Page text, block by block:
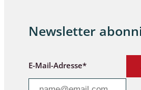
Newsletter
E-Mail-Adresse*